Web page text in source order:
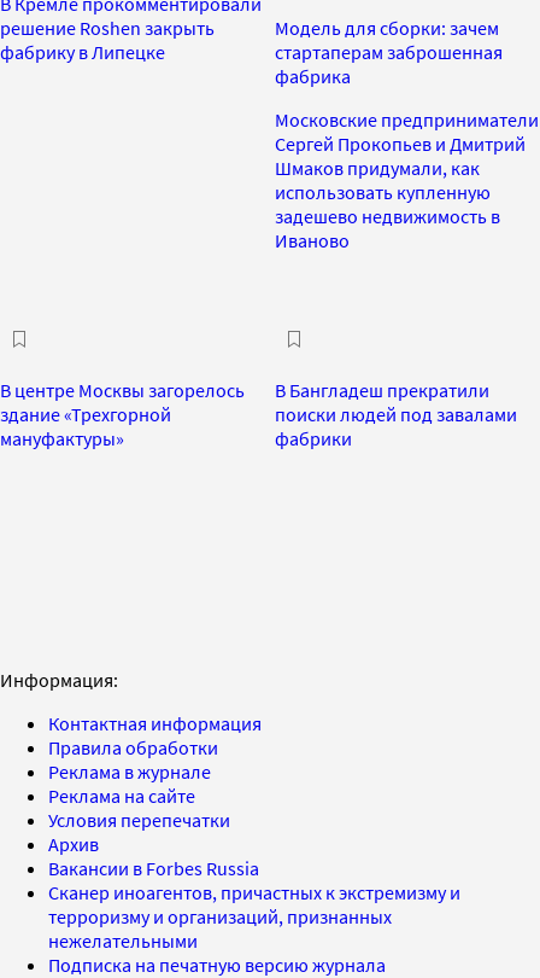
решение Roshen закрыть
фабрику в Липецке
Модель для сборки: зачем
стартаперам заброшенная
фабрика
Московские предприниматели
Сергей Прокопьев и Дмитрий
Шмаков придумали, как
использовать купленную
задешево недвижимость в
Иваново
В центре Москвы загорелось
здание «Трехгорной
мануфактуры»
В Бангладеш прекратили
поиски людей под завалами
фабрики
Информация:
Контактная информация
Правила обработки
Реклама в журнале
Реклама на сайте
Условия перепечатки
Архив
Вакансии в Forbes Russia
Сканер иноагентов, причастных к экстремизму и
терроризму и организаций, признанных
нежелательными
Подписка на печатную версию журнала